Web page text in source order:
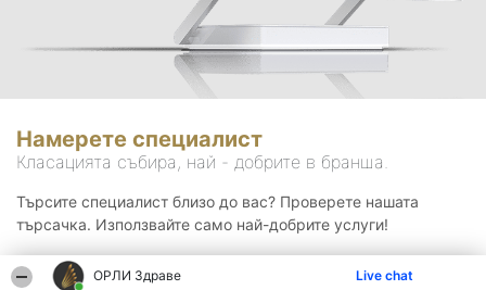
ОРЛИ Здраве Live chat
Намерете специалист
Класацията събира, най - добрите в бранша.
Търсите специалист близо до вас? Проверете нашата
търсачка. Използвайте само най-добрите услуги!